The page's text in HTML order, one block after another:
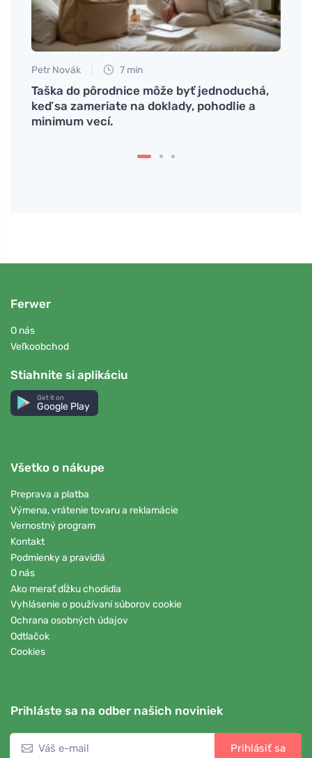
Petr Novák 7 min
Taška do pôrodnice môže byť jednoduchá,
keď sa zameriate na doklady, pohodlie a
minimum vecí.
Ferwer
O nás
Veľkoobchod
Stiahnite si aplikáciu
Get it on
Google Play
Všetko o nákupe
Preprava a platba
Výmena, vrátenie tovaru a reklamácie
Vernostný program
Kontakt
Podmienky a pravidlá
O nás
Ako merať dĺžku chodidla
Vyhlásenie o používaní súborov cookie
Ochrana osobných údajov
Odtlačok
Cookies
Prihláste sa na odber našich noviniek
Prihlásiť sa